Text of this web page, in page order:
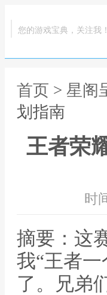
您的游戏宝典，关注我！
首页 > 星阁
划指南
王者荣
时
摘要：这
我“王者
了。兄弟